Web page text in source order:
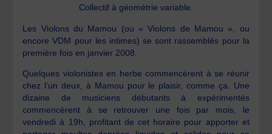
Collectif à géométrie variable.
Les Violons du Mamou (ou « Violons de Mamou », ou
encore VDM pour les intimes) se sont rassemblés pour la
première fois en janvier 2008.
Quelques violonistes en herbe commencèrent à se réunir
chez l’un deux, à Mamou pour le plaisir, comme ça. Une
dizaine de musiciens débutants à expérimentés
commencèrent à se retrouver une fois par mois, le
vendredi à 19h, profitant de cet horaire pour apporter et